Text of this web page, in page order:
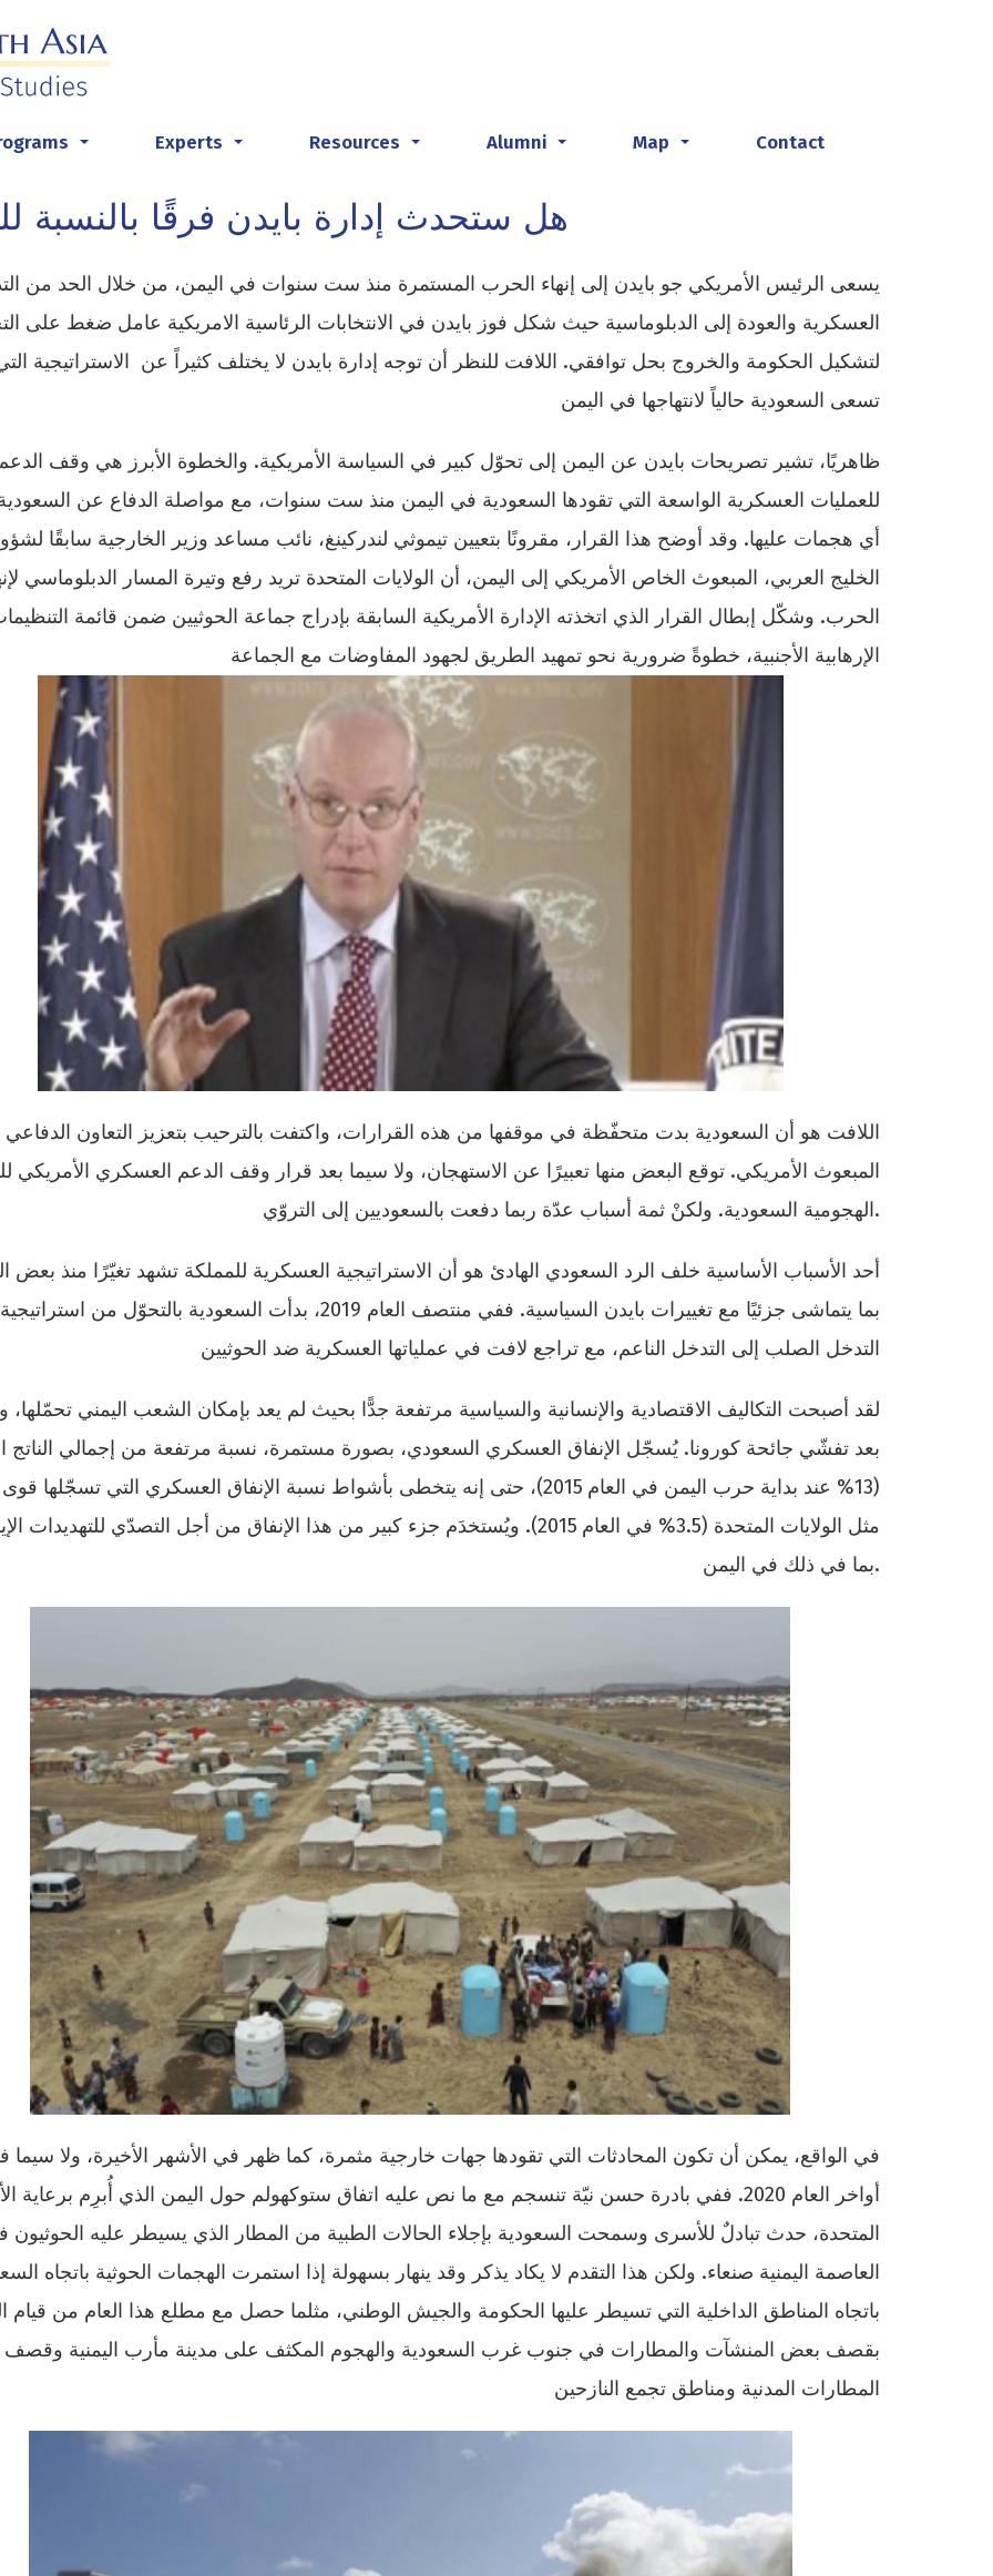
Experts Resources Alumni Map Contact
هل ستحدث إدارة بايدن فرقًا بالنسبة
يسعى الرئيس الأمريكي جو بايدن إلى إنهاء الحرب المستمرة منذ ست سنوات في اليمن، من خلال الحد من
العسكرية والعودة إلى الدبلوماسية حيث شكل فوز بايدن في الانتخابات الرئاسية الامريكية عامل ضغط على
لتشكيل الحكومة والخروج بحل توافقي. اللافت للنظر أن توجه إدارة بايدن لا يختلف كثيراً عن الاستراتيجية
تسعى السعودية حالياً لانتهاجها في اليمن
ظاهريًا، تشير تصريحات بايدن عن اليمن إلى تحوّل كبير في السياسة الأمريكية. والخطوة الأبرز هي وقف
للعمليات العسكرية الواسعة التي تقودها السعودية في اليمن منذ ست سنوات، مع مواصلة الدفاع عن
أي هجمات عليها. وقد أوضح هذا القرار، مقرونًا بتعيين تيموثي لندركينغ، نائب مساعد وزير الخارجية سابقًا
الخليج العربي، المبعوث الخاص الأمريكي إلى اليمن، أن الولايات المتحدة تريد رفع وتيرة المسار الدبلوماسي
الحرب. وشكّل إبطال القرار الذي اتخذته الإدارة الأمريكية السابقة بإدراج جماعة الحوثيين ضمن قائمة
الإرهابية الأجنبية، خطوةً ضرورية نحو تمهيد الطريق لجهود المفاوضات مع الجماعة
اللافت هو أن السعودية بدت متحفّظة في موقفها من هذه القرارات، واكتفت بالترحيب بتعزيز التعاون الدفاعي
المبعوث الأمريكي. توقع البعض منها تعبيرًا عن الاستهجان، ولا سيما بعد قرار وقف الدعم العسكري الأمريكي
الهجومية السعودية. ولكنْ ثمة أسباب عدّة ربما دفعت بالسعوديين إلى التروّي.
أحد الأسباب الأساسية خلف الرد السعودي الهادئ هو أن الاستراتيجية العسكرية للمملكة تشهد تغيّرًا منذ بعض
بما يتماشى جزئيًا مع تغييرات بايدن السياسية. ففي منتصف العام 2019، بدأت السعودية بالتحوّل من استراتيجية
التدخل الصلب إلى التدخل الناعم، مع تراجع لافت في عملياتها العسكرية ضد الحوثيين
لقد أصبحت التكاليف الاقتصادية والإنسانية والسياسية مرتفعة جدًّا بحيث لم يعد بإمكان الشعب اليمني تحمّلها،
بعد تفشّي جائحة كورونا. يُسجّل الإنفاق العسكري السعودي، بصورة مستمرة، نسبة مرتفعة من إجمالي الناتج
(13% عند بداية حرب اليمن في العام 2015)، حتى إنه يتخطى بأشواط نسبة الإنفاق العسكري التي تسجّلها
مثل الولايات المتحدة (3.5% في العام 2015). ويُستخدَم جزء كبير من هذا الإنفاق من أجل التصدّي للتهديدات
بما في ذلك في اليمن.
في الواقع، يمكن أن تكون المحادثات التي تقودها جهات خارجية مثمرة، كما ظهر في الأشهر الأخيرة، ولا سيما
أواخر العام 2020. ففي بادرة حسن نيّة تنسجم مع ما نص عليه اتفاق ستوكهولم حول اليمن الذي أُبرِم برعاية
المتحدة، حدث تبادلٌ للأسرى وسمحت السعودية بإجلاء الحالات الطبية من المطار الذي يسيطر عليه الحوثيون
العاصمة اليمنية صنعاء. ولكن هذا التقدم لا يكاد يذكر وقد ينهار بسهولة إذا استمرت الهجمات الحوثية باتجاه
باتجاه المناطق الداخلية التي تسيطر عليها الحكومة والجيش الوطني، مثلما حصل مع مطلع هذا العام من قيام
بقصف بعض المنشآت والمطارات في جنوب غرب السعودية والهجوم المكثف على مدينة مأرب اليمنية وقصف
المطارات المدنية ومناطق تجمع النازحين